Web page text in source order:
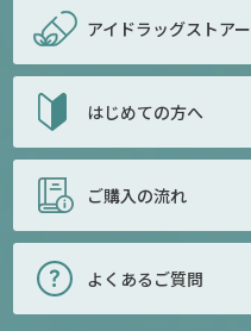
アイドラッグストアー
はじめての方へ
ご購入の流れ
よくあるご質問